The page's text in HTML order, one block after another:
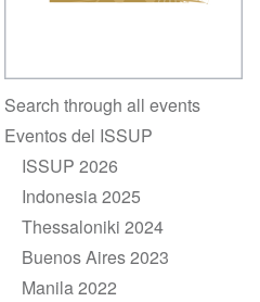
Section
navigation
Search through all events
Eventos del ISSUP
ISSUP 2026
Indonesia 2025
Thessaloniki 2024
Buenos Aires 2023
Manila 2022